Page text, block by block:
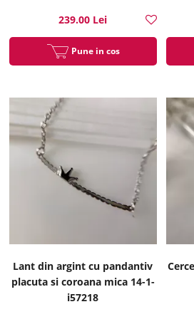
239.00 Lei
Pune in cos
Lant din argint cu pandantiv
placuta si coroana mica 14-1-
i57218